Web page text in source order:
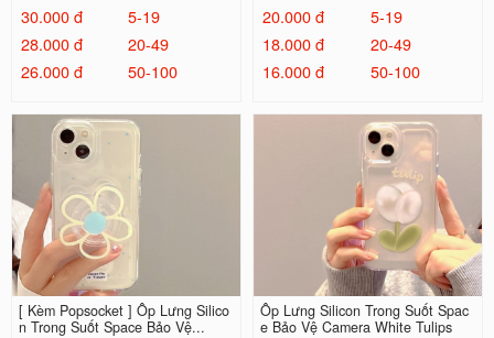
30.000 đ
5-19
28.000 đ
20-49
26.000 đ
50-100
20.000 đ
5-19
18.000 đ
20-49
16.000 đ
50-100
[ Kèm Popsocket ] Ốp Lưng Silico
n Trong Suốt Space Bảo Vệ...
Ốp Lưng Silicon Trong Suốt Spac
e Bảo Vệ Camera White Tulips